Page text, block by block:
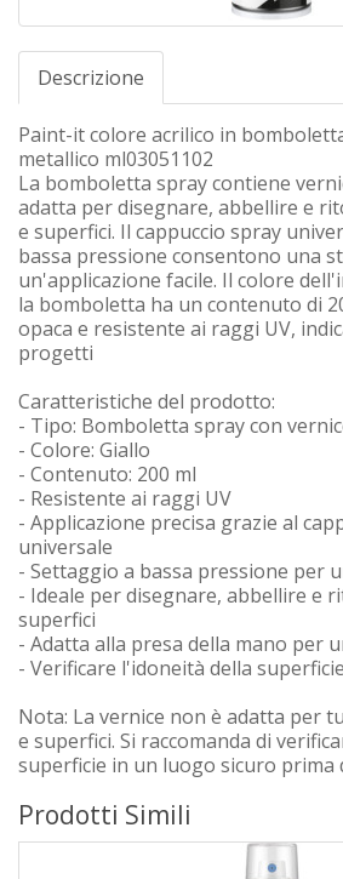
Descrizione
Paint-it colore acrilico in
metallico ml03051102
La bomboletta spray contiene
adatta per disegnare, abbellire e
e superfici. Il cappuccio spray
bassa pressione consentono una
un'applicazione facile. Il colore
la bomboletta ha un contenuto di
opaca e resistente ai raggi UV,
progetti
Caratteristiche del prodotto:
- Tipo: Bomboletta spray con
- Colore: Giallo
- Contenuto: 200 ml
- Resistente ai raggi UV
- Applicazione precisa grazie al
universale
- Settaggio a bassa pressione per
- Ideale per disegnare, abbellire e
superfici
- Adatta alla presa della mano per
- Verificare l'idoneità della
Nota: La vernice non è adatta per
e superfici. Si raccomanda di
superficie in un luogo sicuro prima
Prodotti Simili